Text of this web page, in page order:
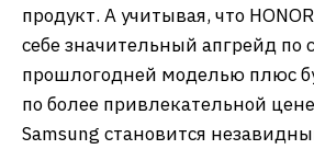
продукт. А учитывая, что
себе значительный апгрейд по
прошлогодней моделью плюс
по более привлекательной
Samsung становится